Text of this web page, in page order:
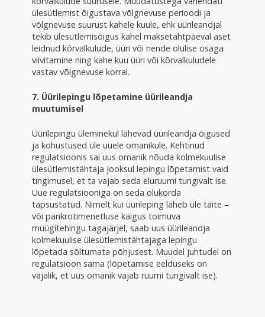
ülesütlemist õigustava võlgnevuse perioodi ja
võlgnevuse suurust kahele kuule, ehk üürileandjal
tekib ülesütlemisõigus kahel maksetähtpäeval aset
leidnud kõrvalkulude, üüri või nende olulise osaga
viivitamine ning kahe kuu üüri või kõrvalkuludele
vastav võlgnevuse korral.
7. Üürilepingu lõpetamine üürileandja
muutumisel
Üürilepingu üleminekul lähevad üürileandja õigused
ja kohustused üle uuele omanikule. Kehtinud
regulatsioonis sai uus omanik nõuda kolmekuulise
ülesütlemistähtaja jooksul lepingu lõpetamist vaid
tingimusel, et ta vajab seda eluruumi tungivalt ise.
Uue regulatsiooniga on seda olukorda
täpsustatud. Nimelt kui üürileping läheb üle täite –
või pankrotimenetluse käigus toimuva
müügitehingu tagajärjel, saab uus üürileandja
kolmekuulise ülesütlemistähtajaga lepingu
lõpetada sõltumata põhjusest. Muudel juhtudel on
regulatsioon sama (lõpetamise eelduseks on
vajalik, et uus omanik vajab ruumi tungivalt ise).